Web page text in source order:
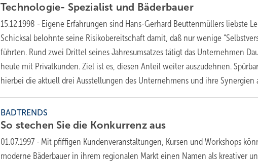
Technologie- Spezialist und Bäderbauer
15.12.1998 - Eigene Erfahrungen sind Hans-Gerhard Beuttenmüllers liebste
Schicksal belohnte seine Risikobereitschaft damit, daß nur wenige
führten. Rund zwei Drittel seines Jahresumsatzes tätigt das Unternehmen
heute mit Privatkunden. Ziel ist es, diesen Anteil weiter auszudehnen.
hierbei die aktuell drei Ausstellungen des Unternehmens und ihre Synergien
BADTRENDS
So stechen Sie die Konkurrenzaus
01.07.1997 - Mit pfiffigen Kundenveranstaltungen, Kursen und Workshops
moderne Bäderbauer in ihrem regionalen Markt einen Namen als kreativer